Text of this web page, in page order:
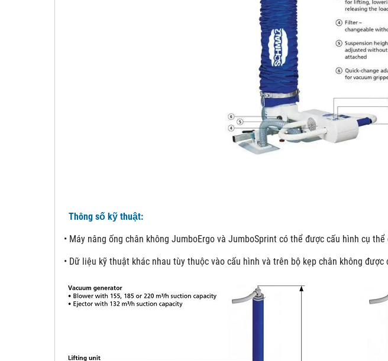
Thông số kỹ thuật:
• Máy nâng ống chân không JumboErgo và JumboSprint có thể được cấu hình cụ
• Dữ liệu kỹ thuật khác nhau tùy thuộc vào cấu hình và trên bộ kẹp chân không được